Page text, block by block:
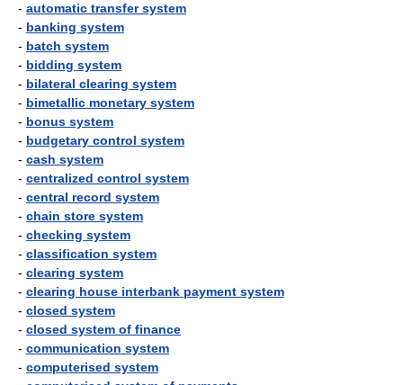
- automatic transfer system
- banking system
- batch system
- bidding system
- bilateral clearing system
- bimetallic monetary system
- bonus system
- budgetary control system
- cash system
- centralized control system
- central record system
- chain store system
- checking system
- classification system
- clearing system
- clearing house interbank payment system
- closed system
- closed system of finance
- communication system
- computerised system